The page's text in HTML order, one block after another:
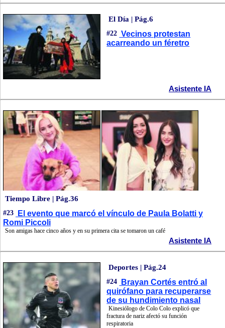
El Día | Pág.6
#22 Vecinos protestan
acarreando un féretro
Asistente IA
Tiempo Libre | Pág.36
#23
El evento que marcó el vínculo de Paula Bolatti y
Romi Piccoli
Son amigas hace cinco años y en su primera cita se tomaron un café
Asistente IA
Deportes | Pág.24
#24
Brayan Cortés entró al
quirófano para recuperarse
de su hundimiento nasal
Kinesiólogo de Colo Colo explicó que
fractura de nariz afectó su función
respiratoria